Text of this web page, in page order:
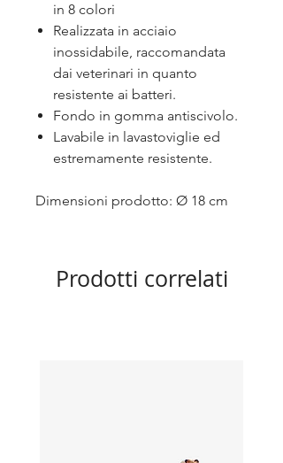
in 8 colori
Realizzata in acciaio
inossidabile, raccomandata
dai veterinari in quanto
resistente ai batteri.
Fondo in gomma antiscivolo.
Lavabile in lavastoviglie ed
estremamente resistente.
Dimensioni prodotto: Ø 18 cm
Prodotti correlati